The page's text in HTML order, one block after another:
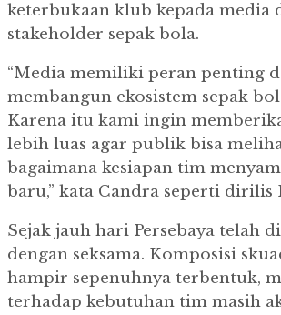
keterbukaan klub kepada media
stakeholder sepak bola.
“Media memiliki peran penting
membangun ekosistem sepak
Karena itu kami ingin
lebih luas agar publik bisa
bagaimana kesiapan tim
baru,” kata Candra seperti dirilis
Sejak jauh hari Persebaya telah
dengan seksama. Komposisi
hampir sepenuhnya terbentuk,
terhadap kebutuhan tim masih